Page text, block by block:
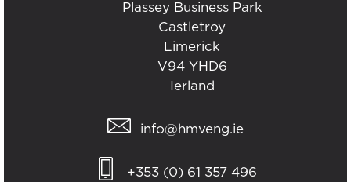
Plassey Business Park
Castletroy
Limerick
V94 YHD6
Ierland
info@hmveng.ie
+353 (0) 61 357 496